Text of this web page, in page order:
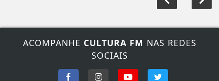
NAS REDES
SOCIAIS